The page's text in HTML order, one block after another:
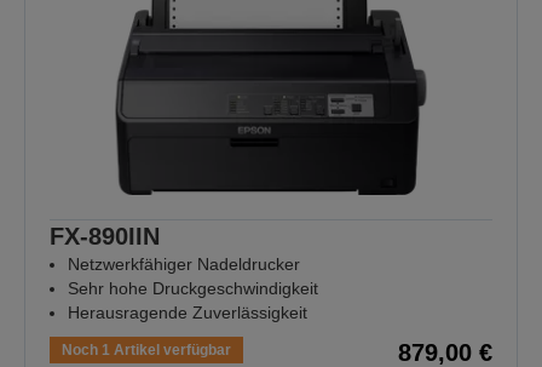
FX-890IIN
Netzwerkfähiger Nadeldrucker
Sehr hohe Druckgeschwindigkeit
Herausragende Zuverlässigkeit
Noch 1 Artikel verfügbar 879,00 €